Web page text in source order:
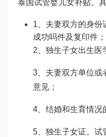
泰国试管婴儿女补贴。
1、夫妻双方的身份
成功吗件及复印件；
2、独生子女出生医
3、夫妻双方单位或
意见；
4、结婚和生育情况
5、独生子女证。 试